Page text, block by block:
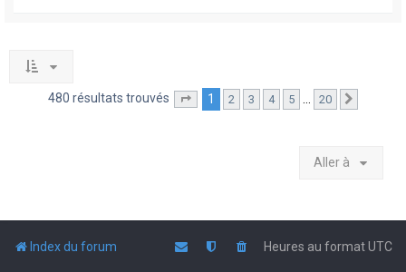
480 résultats trouvés Page sur20
1 2 3 4 5 … 20
Aller à
Index du forum Heures au formatUTC